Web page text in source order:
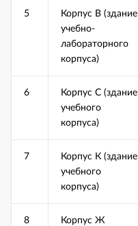
5
Корпус В (здание
учебно-
лабораторного
корпуса)
6
Корпус С (здание
учебного
корпуса)
7
Корпус К (здание
учебного
корпуса)
8 Корпус Ж